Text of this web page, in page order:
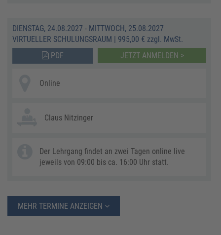
DIENSTAG, 24.08.2027 - MITTWOCH, 25.08.2027
VIRTUELLER SCHULUNGSRAUM
995,00 € zzgl. MwSt.
PDF
JETZT ANMELDEN >
Online
Claus Nitzinger
Der Lehrgang findet an zwei Tagen online live
jeweils von 09:00 bis ca. 16:00 Uhr statt.
MEHR TERMINE ANZEIGEN